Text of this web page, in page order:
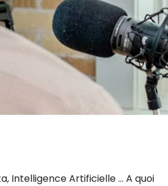
Intelligence Artificielle … A quoi